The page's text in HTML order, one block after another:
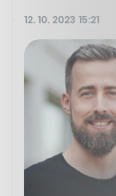
12. 10. 2023 15:21